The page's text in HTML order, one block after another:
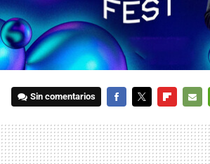
Sin comentarios
MAIL